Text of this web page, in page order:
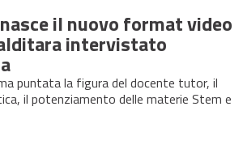
il nuovo format video
intervistato
puntata la figura del docente tutor, il
il potenziamento delle materie Stem e